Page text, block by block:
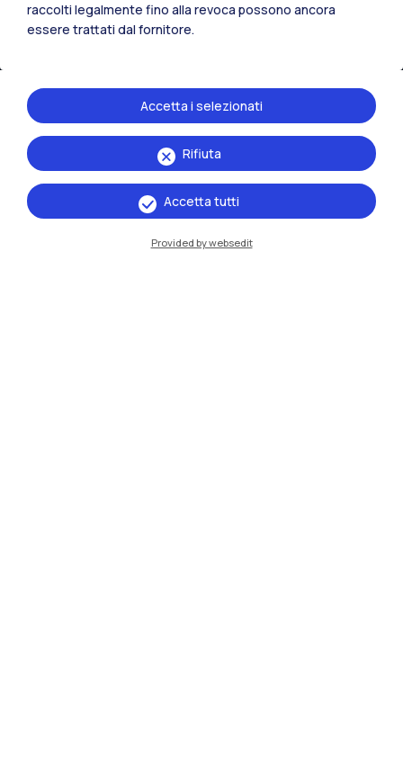
IT EN
Sedi
raccolti legalmente fino alla revoca possono ancora
essere trattati dal fornitore.
Rifiuta
Accetta i selezionati
Accetta tutti
Provided by websedit